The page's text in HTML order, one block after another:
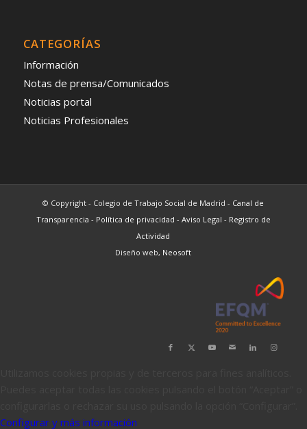
CATEGORÍAS
Información
Notas de prensa/Comunicados
Noticias portal
Noticias Profesionales
© Copyright - Colegio de Trabajo Social de Madrid - Canal de
Transparencia - Política de privacidad - Aviso Legal - Registro de
Actividad
Diseño web, Neosoft
Configurar y más información